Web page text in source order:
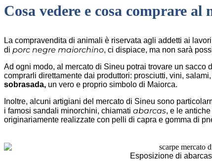
Cosa vedere e cosa comprare al
La compravendita di animali è riservata agli addetti ai
di porc negre maiorchino, ci dispiace, ma non sarà
Ad ogni modo, al mercato di Sineu potrai trovare un sacco
comprarli direttamente dai produttori: prosciutti, vini,
sobrasada, un vero e proprio simbolo di Maiorca.
Inoltre, alcuni artigiani del mercato di Sineu sono
i famosi sandali minorchini, chiamati abarcas, e le
originariamente realizzate con pelli di capra e gomma di
Esposizione di